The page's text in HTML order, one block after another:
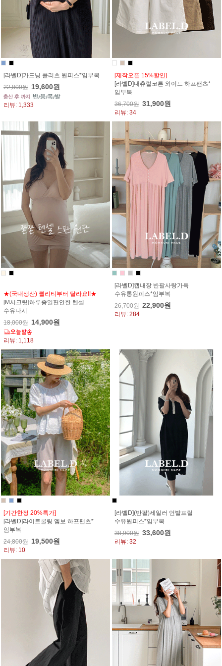
[라벨D]가드닝 플리츠 원피스*임부복
22,800원 19,600원
리뷰: 1,333
[제작오픈 15%할인]
[라벨D]내츄럴코튼 와이드 하프팬츠*
임부복
36,700원 31,900원
리뷰: 34
★(국내생산) 퀄리티부터 달라요!!★
[M시크릿]하루종일편안한 텐셀
수유나시
18,000원 14,900원
리뷰: 1,118
[라벨D]캡내장 반팔사랑가득
수유롱원피스*임부복
26,700원 22,900원
리뷰: 284
[기간한정 20%특가]
[라벨D]라이트쿨링 엠보 하프팬츠*
임부복
24,800원 19,500원
리뷰: 10
[라벨D](반팔)세일러 언발프릴
수유원피스*임부복
38,900원 33,600원
리뷰: 32